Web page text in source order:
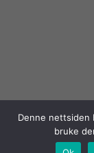
Denne nettsiden
bruke